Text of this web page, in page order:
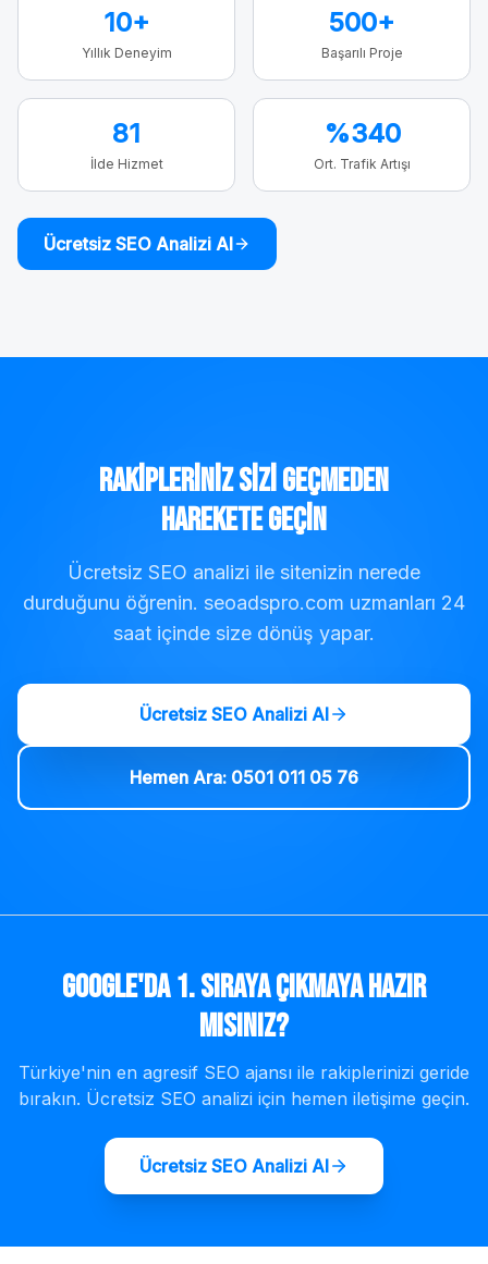
10+
Yıllık Deneyim
500+
Başarılı Proje
81
İlde Hizmet
%340
Ort. Trafik Artışı
Ücretsiz SEO Analizi Al
Rakipleriniz Sizi Geçmeden
Harekete Geçin
Ücretsiz SEO analizi ile sitenizin nerede
durduğunu öğrenin. seoadspro.com uzmanları 24
saat içinde size dönüş yapar.
Ücretsiz SEO Analizi Al
Hemen Ara: 0501 011 05 76
Google'da 1. Sıraya Çıkmaya Hazır
mısınız?
Türkiye'nin en agresif SEO ajansı ile rakiplerinizi geride
bırakın. Ücretsiz SEO analizi için hemen iletişime geçin.
Ücretsiz SEO Analizi Al